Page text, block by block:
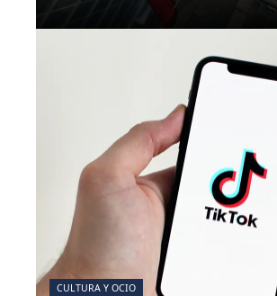
CULTURA Y OCIO